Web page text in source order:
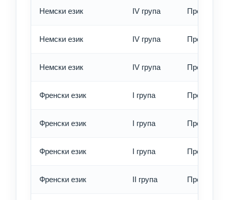
Немски език IV група Превод -
Немски език IV група Превод -
Немски език IV група Превод -
Френски език I група Превод -
Френски език I група Превод -
Френски език I група Превод -
Френски език II група Превод -